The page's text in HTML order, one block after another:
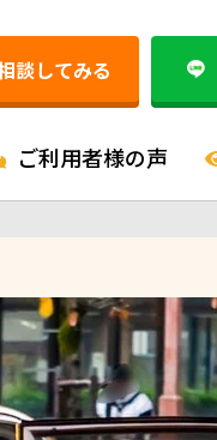
談してみる
ご利用者様の声